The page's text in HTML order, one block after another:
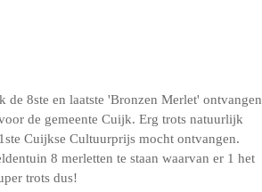
de 8ste en laatste 'Bronzen Merlet' ontvangen
de gemeente Cuijk. Erg trots natuurlijk
Cuijkse Cultuurprijs mocht ontvangen.
8 merletten te staan waarvan er 1 het
trots dus!